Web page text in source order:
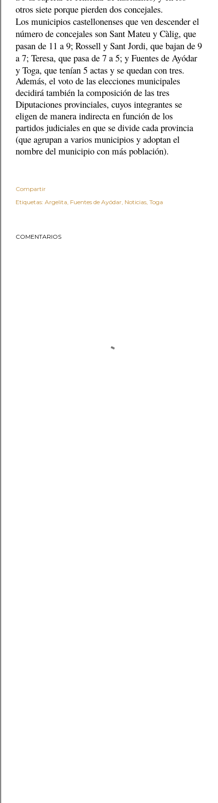
otros siete porque pierden dos concejales.
Los municipios castellonenses que ven descender el
número de concejales son Sant Mateu y Càlig, que
pasan de 11 a 9; Rossell y Sant Jordi, que bajan de 9
a 7; Teresa, que pasa de 7 a 5; y Fuentes de Ayódar
y Toga, que tenían 5 actas y se quedan con tres.
Además, el voto de las elecciones municipales
decidirá también la composición de las tres
Diputaciones provinciales, cuyos integrantes se
eligen de manera indirecta en función de los
partidos judiciales en que se divide cada provincia
(que agrupan a varios municipios y adoptan el
nombre del municipio con más población).
Compartir
Etiquetas: Argelita Fuentes de Ayódar Noticias Toga
COMENTARIOS